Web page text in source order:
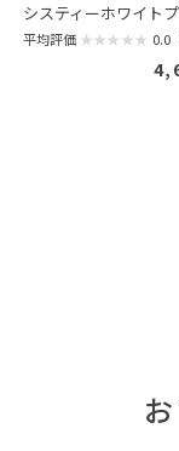
システィーホワイト
平均評価 0.0